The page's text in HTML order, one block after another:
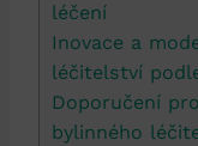
léčení
Inovace a
léčitelství
Doporučení
bylinného